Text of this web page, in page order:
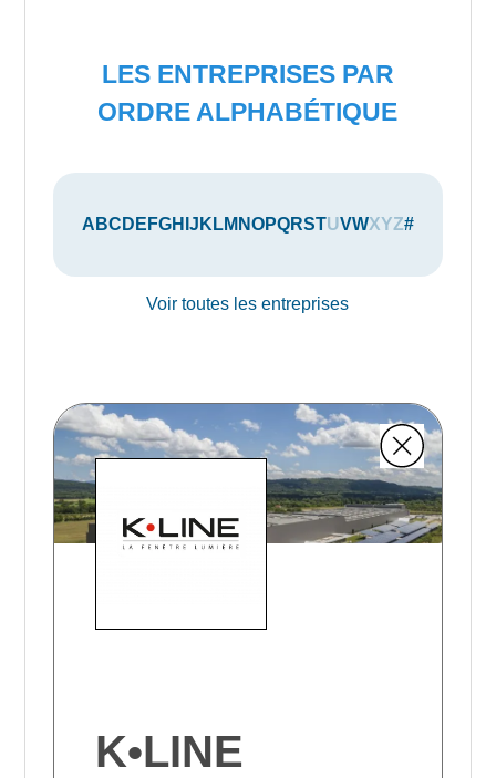
LES ENTREPRISES PAR
ORDRE ALPHABÉTIQUE
A BC D E FGH J KLM NOPQRSTUVWXYZ#
Voir toutes les entreprises
K•LINE